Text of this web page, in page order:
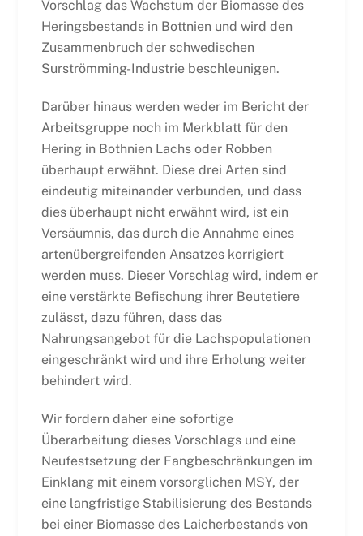
Vorschlag das Wachstum der Biomasse des
Heringsbestands in Bottnien und wird den
Zusammenbruch der schwedischen
Surströmming-Industrie beschleunigen.
Darüber hinaus werden weder im Bericht der
Arbeitsgruppe noch im Merkblatt für den
Hering in Bothnien Lachs oder Robben
überhaupt erwähnt. Diese drei Arten sind
eindeutig miteinander verbunden, und dass
dies überhaupt nicht erwähnt wird, ist ein
Versäumnis, das durch die Annahme eines
artenübergreifenden Ansatzes korrigiert
werden muss. Dieser Vorschlag wird, indem er
eine verstärkte Befischung ihrer Beutetiere
zulässt, dazu führen, dass das
Nahrungsangebot für die Lachspopulationen
eingeschränkt wird und ihre Erholung weiter
behindert wird.
Wir fordern daher eine sofortige
Überarbeitung dieses Vorschlags und eine
Neufestsetzung der Fangbeschränkungen im
Einklang mit einem vorsorglichen MSY, der
eine langfristige Stabilisierung des Bestands
bei einer Biomasse des Laicherbestands von